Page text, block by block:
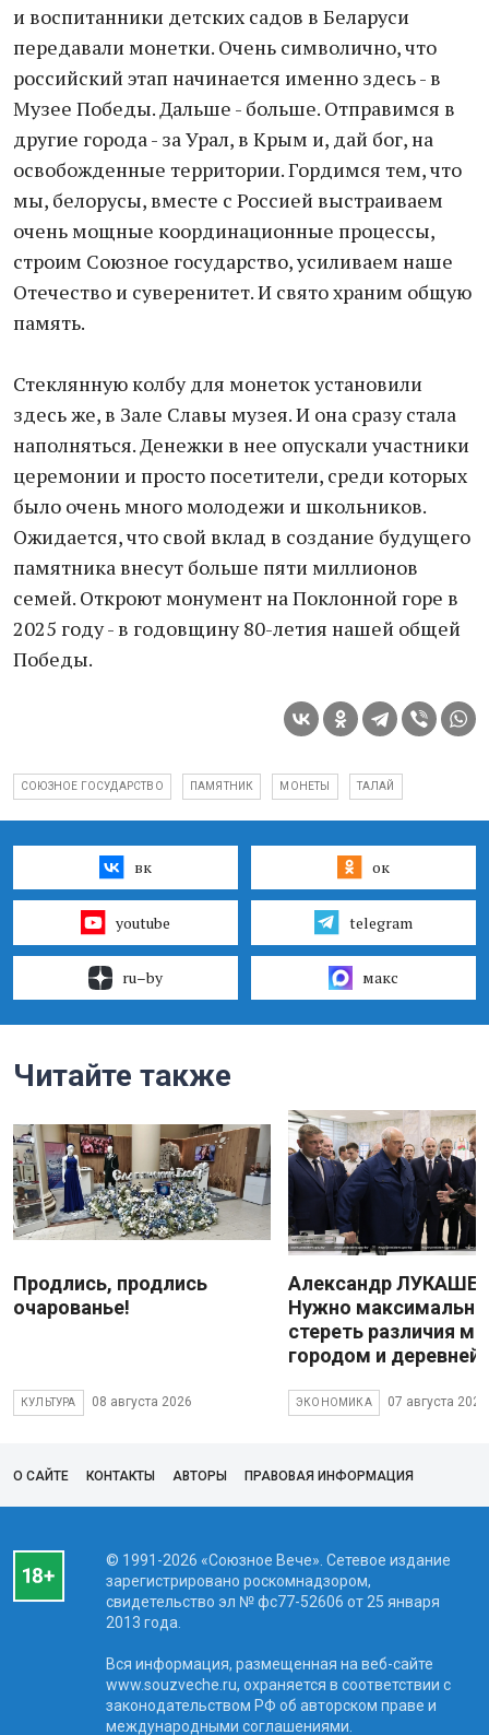
и воспитанники детских садов в Беларуси
передавали монетки. Очень символично, что
российский этап начинается именно здесь - в
Музее Победы. Дальше - больше. Отправимся в
другие города - за Урал, в Крым и, дай бог, на
освобожденные территории. Гордимся тем, что
мы, белорусы, вместе с Россией выстраиваем
очень мощные координационные процессы,
строим Союзное государство, усиливаем наше
Отечество и суверенитет. И свято храним общую
память.
Стеклянную колбу для монеток установили
здесь же, в Зале Славы музея. И она сразу стала
наполняться. Денежки в нее опускали участники
церемонии и просто посетители, среди которых
было очень много молодежи и школьников.
Ожидается, что свой вклад в создание будущего
памятника внесут больше пяти миллионов
семей. Откроют монумент на Поклонной горе в
2025 году - в годовщину 80-летия нашей общей
Победы.
СОЮЗНОЕ ГОСУДАРСТВО ПАМЯТНИК МОНЕТЫ ТАЛАЙ
вк ок
youtube telegram
ru–by макс
Читайте также
Продлись, продлись
очарованье!
КУЛЬТУРА 08 августа 2026
Александр
Нужно максимально
стереть различия
городом и деревней
ЭКОНОМИКА 07 августа 2026
О САЙТЕ КОНТАКТЫ АВТОРЫ ПРАВОВАЯ ИНФОРМАЦИЯ
© 1991-2026 «Союзное Вече». Сетевое издание
зарегистрировано роскомнадзором,
свидетельство эл № фc77-52606 от 25 января
2013 года.
Вся информация, размещенная на веб-сайте
www.souzveche.ru, охраняется в соответствии с
законодательством РФ об авторском праве и
международными соглашениями.